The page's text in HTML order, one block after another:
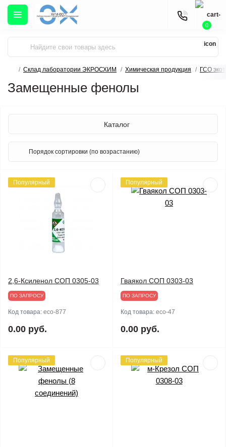
0
Склад лаборатории ЭКРОСХИМ Химическая продукция ГСО
Замещенные фенолы
Каталог
Популярный
2,6-Ксиленол СОП 0305-03
ПО ЗАПРОСУ
Код товара: eco-877
0.00 руб.
Популярный
Гваякол СОП 0303-03
ПО ЗАПРОСУ
Код товара: eco-47
0.00 руб.
Популярный Популярный